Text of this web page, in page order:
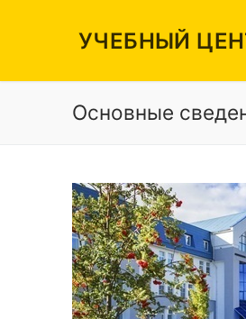
УЧЕБНЫЙ
Основные